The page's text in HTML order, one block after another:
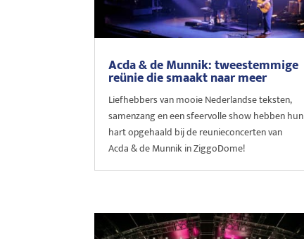
Acda & de Munnik: tweestemmige
reünie die smaakt naar meer
Liefhebbers van mooie Nederlandse teksten,
samenzang en een sfeervolle show hebben hun
hart opgehaald bij de reunieconcerten van
Acda & de Munnik in ZiggoDome!